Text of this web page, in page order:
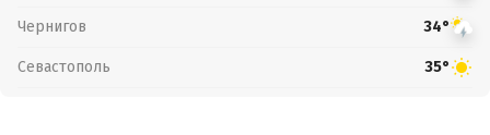
Чернигов 34°
Севастополь 35°